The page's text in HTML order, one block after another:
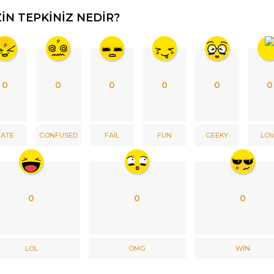
TEPKINIZ NEDIR?
0 0
CONFUSED
0
FAIL
0
FUN
0
GEEKY
0
0
LOL
0
OMG
0
WIN